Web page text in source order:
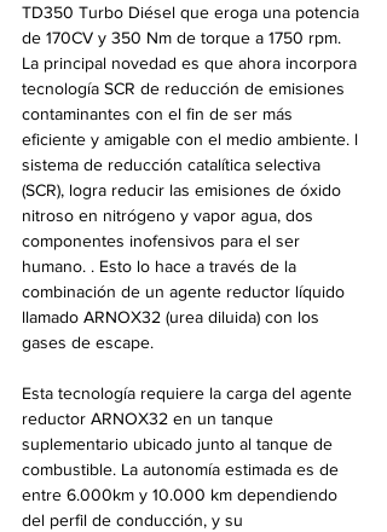
TD350 Turbo Diésel que eroga una potencia
de 170CV y 350 Nm de torque a 1750 rpm.
La principal novedad es que ahora incorpora
tecnología SCR de reducción de emisiones
contaminantes con el fin de ser más
eficiente y amigable con el medio ambiente. l
sistema de reducción catalítica selectiva
(SCR), logra reducir las emisiones de óxido
nitroso en nitrógeno y vapor agua, dos
componentes inofensivos para el ser
humano. . Esto lo hace a través de la
combinación de un agente reductor líquido
llamado ARNOX32 (urea diluida) con los
gases de escape.
Esta tecnología requiere la carga del agente
reductor ARNOX32 en un tanque
suplementario ubicado junto al tanque de
combustible. La autonomía estimada es de
entre 6.000km y 10.000 km dependiendo
del perfil de conducción, y su